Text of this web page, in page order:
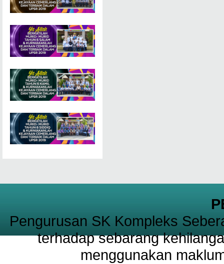
Pengurusan SK Kompleks
terhadap sebarang
menggunakan